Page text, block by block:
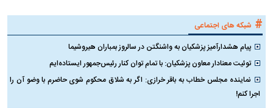
# شبکه های اجتماعی
پیام هشدارآمیز پزشکیان به واشنگتن در سالروز بمباران هیروشیما
توئیت معنادار معاون پزشکیان: با تمام توان کنار رئیس‌جمهور ایستاده‌ایم
نماینده مجلس خطاب به باقر خرازی: اگر به شلاق محکوم شوی حاضرم با وضو آن را
اجرا کنم!